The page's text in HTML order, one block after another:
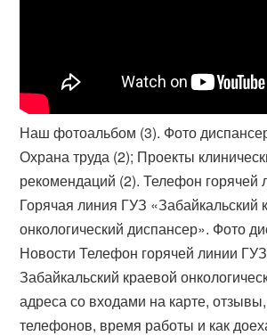
Наш фотоальбом (3). Фото
Охрана труда (2​); Проекты
рекомендаций (2). Телефон
Горячая линия ГУЗ «Забайкальский
онкологический диспансер». Фото
Новости Телефон горячей линии
Забайкальский краевой
адреса со входами на карте,
телефонов, время работы и как